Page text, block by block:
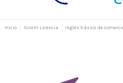
Inicio Scorm Licencia Inglés básico de